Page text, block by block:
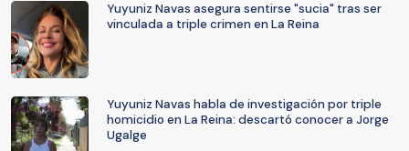
Yuyuniz Navas asegura sentirse "sucia" tras ser
vinculada a triple crimen en La Reina
Yuyuniz Navas habla de investigación por triple
homicidio en La Reina: descartó conocer a Jorge
Ugalge